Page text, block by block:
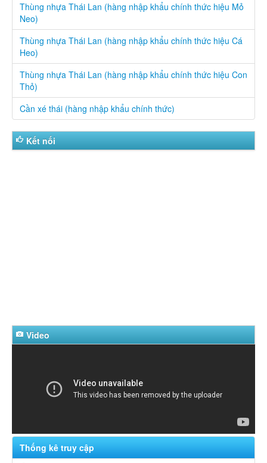
Tin tức
Liên hệ
Hotline: 0913 885 205 - 0947 550 588
Thùng nhựa Thái Lan (hàng nhập khẩu chính thức hiệu Mỏ
Neo)
Thùng nhựa Thái Lan (hàng nhập khẩu chính thức hiệu Cá
Heo)
Thùng nhựa Thái Lan (hàng nhập khẩu chính thức hiệu Con
Thỏ)
Cần xé thái (hàng nhập khẩu chính thức)
Kết nối
Video
Thống kê truy cập